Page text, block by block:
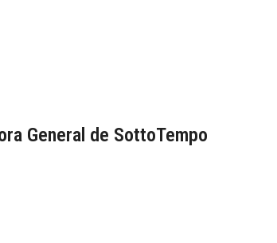
General de SottoTempo